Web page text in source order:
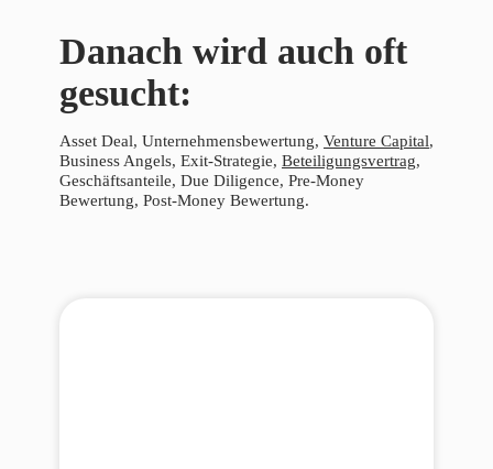
Danach wird auch oft
gesucht:
Asset Deal, Unternehmensbewertung, Venture Capital,
Business Angels, Exit-Strategie, Beteiligungsvertrag,
Geschäftsanteile, Due Diligence, Pre-Money
Bewertung, Post-Money Bewertung.